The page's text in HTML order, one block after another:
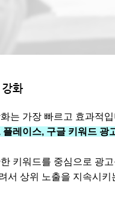
는 가장 빠르고 효과적
레이스, 구글 키워드 광
키워드를 중심으로 광고
서 상위 노출을 지속시키